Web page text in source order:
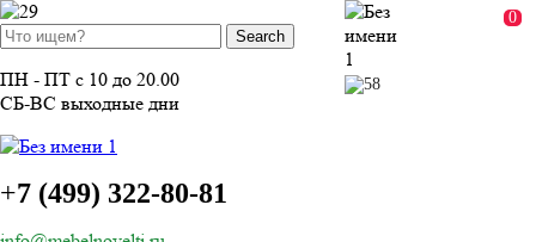
0
ПН - ПТ с 10 до 20.00
СБ-ВС выходные дни
+7 (499) 322-80-81